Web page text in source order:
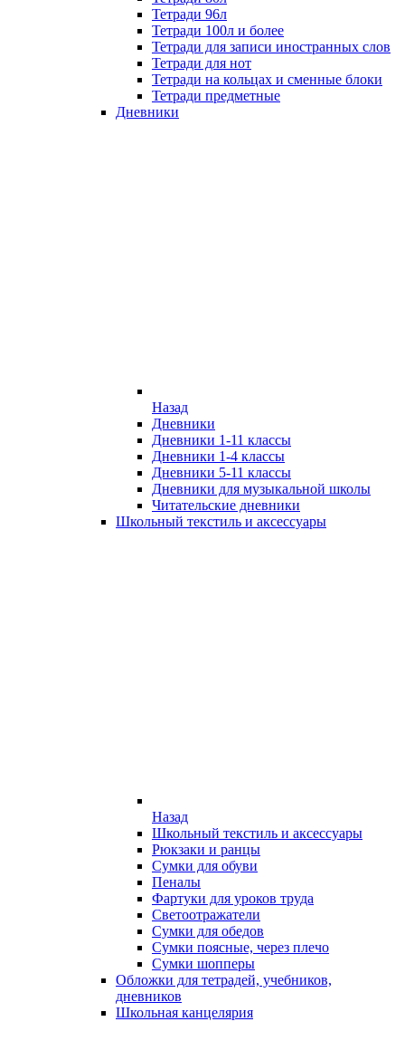
Тетради 96л
Тетради 100л и более
Тетради для записи иностранных слов
Тетради для нот
Тетради на кольцах и сменные блоки
Тетради предметные
Дневники
Назад
Дневники
Дневники 1-11 классы
Дневники 1-4 классы
Дневники 5-11 классы
Дневники для музыкальной школы
Читательские дневники
Школьный текстиль и аксессуары
Назад
Школьный текстиль и аксессуары
Рюкзаки и ранцы
Сумки для обуви
Пеналы
Фартуки для уроков труда
Светоотражатели
Сумки для обедов
Сумки поясные, через плечо
Сумки шопперы
Обложки для тетрадей, учебников,
дневников
Школьная канцелярия